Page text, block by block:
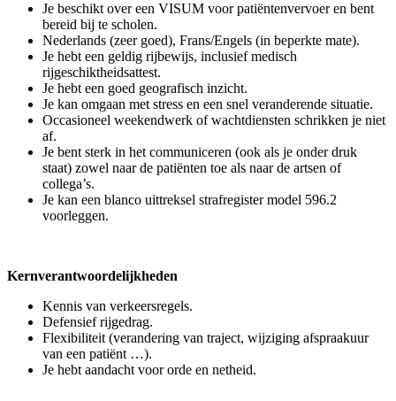
Je beschikt over een VISUM voor patiëntenvervoer en bent
bereid bij te scholen.
Nederlands (zeer goed), Frans/Engels (in beperkte mate).
Je hebt een geldig rijbewijs, inclusief medisch
rijgeschiktheidsattest.
Je hebt een goed geografisch inzicht.
Je kan omgaan met stress en een snel veranderende situatie.
Occasioneel weekendwerk of wachtdiensten schrikken je niet
af.
Je bent sterk in het communiceren (ook als je onder druk
staat) zowel naar de patiënten toe als naar de artsen of
collega’s.
Je kan een blanco uittreksel strafregister model 596.2
voorleggen.
Kernverantwoordelijkheden
Kennis van verkeersregels.
Defensief rijgedrag.
Flexibiliteit (verandering van traject, wijziging afspraakuur
van een patiënt …).
Je hebt aandacht voor orde en netheid.